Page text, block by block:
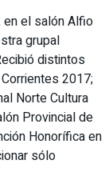
en el salón Alfio
grupal
distintos
2017;
Norte Cultura
Provincial de
Honorífica en
sólo